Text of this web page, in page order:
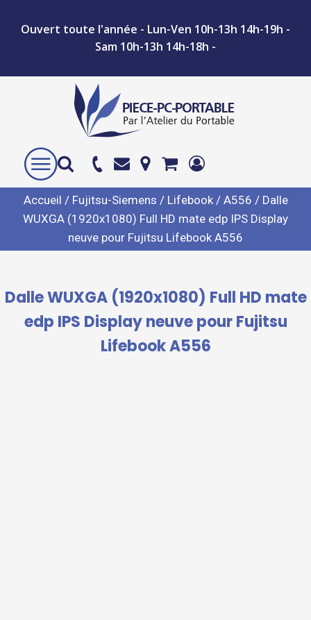
Ouvert toute l'année - Lun-Ven 10h-13h 14h-19h -
Sam 10h-13h 14h-18h -
Accueil / Fujitsu-Siemens / Lifebook/ A556 / Dalle
WUXGA (1920x1080) Full HD mate edp IPS Display
neuve pour Fujitsu Lifebook A556
Dalle WUXGA (1920x1080) Full HD mate
edp IPS Display neuve pour Fujitsu
Lifebook A556